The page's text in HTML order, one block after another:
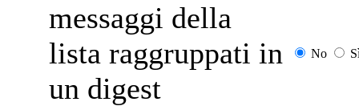
messaggi della
lista raggruppati in
un digest
No